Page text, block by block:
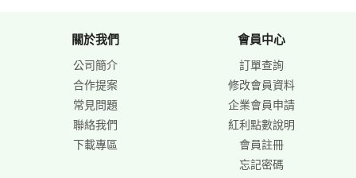
關於我們
公司簡介
合作提案
常見問題
聯絡我們
下載專區
會員中心
訂單查詢
修改會員資料
企業會員申請
紅利點數說明
會員註冊
忘記密碼